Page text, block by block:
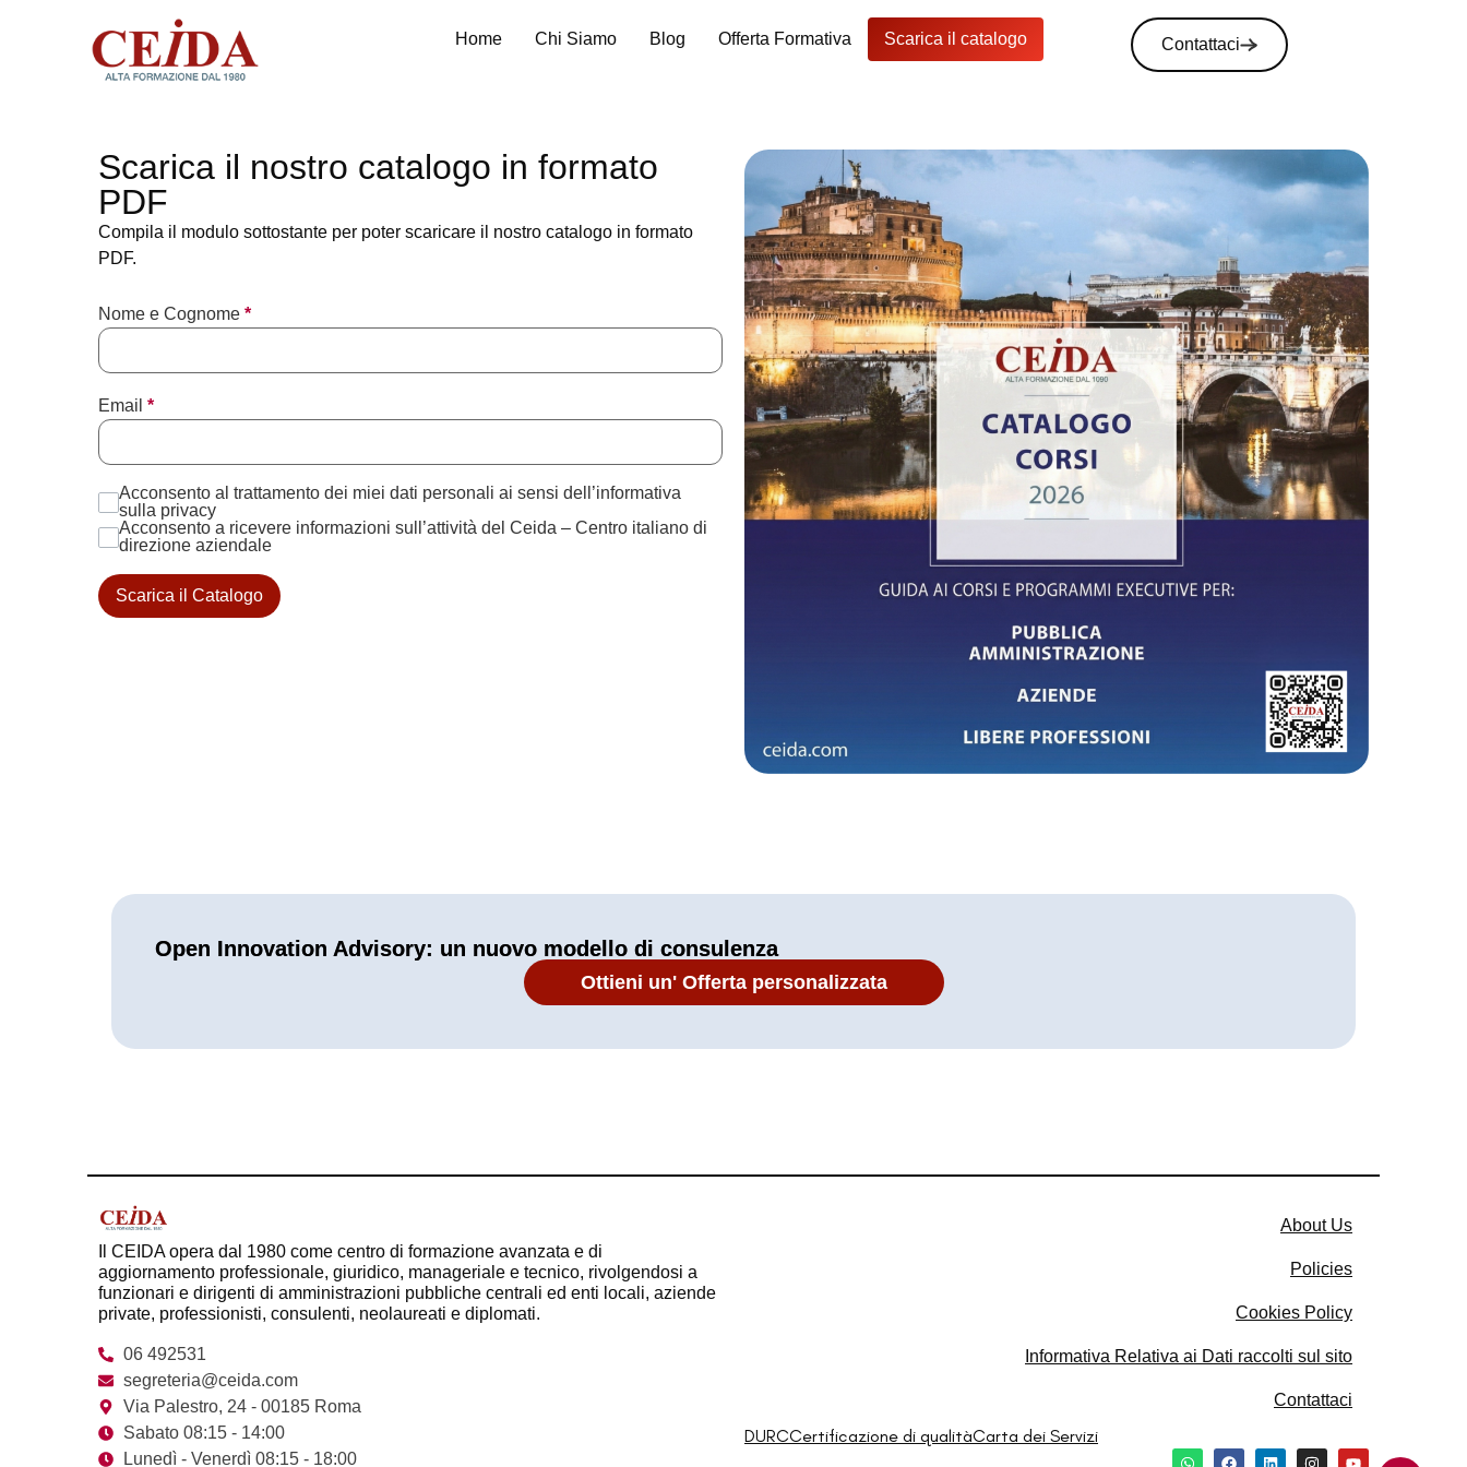
Home Chi Siamo Blog Offerta Formativa Scarica il catalogo Contattaci
Scarica il nostro catalogo in formato
PDF
Compila il modulo sottostante per poter scaricare il nostro catalogo in formato
PDF.
Nome e Cognome *
Email *
Acconsento al trattamento dei miei dati personali ai sensi dell’informativa
sulla privacy
Acconsento a ricevere informazioni sull’attività del Ceida – Centro italiano di
direzione aziendale
Scarica il Catalogo
Open Innovation Advisory: un nuovo modello di consulenza
Ottieni un' Offerta personalizzata
Il CEIDA opera dal 1980 come centro di formazione avanzata e di
aggiornamento professionale, giuridico, manageriale e tecnico, rivolgendosi a
funzionari e dirigenti di amministrazioni pubbliche centrali ed enti locali, aziende
private, professionisti, consulenti, neolaureati e diplomati.
06 492531
segreteria@ceida.com
Via Palestro, 24 - 00185 Roma
Sabato 08:15 - 14:00
Lunedì - Venerdì 08:15 - 18:00
About Us
Policies
Cookies Policy​
Informativa Relativa ai Dati raccolti sul sito​
Contattaci
DURCCertificazione di qualitàCarta dei Servizi